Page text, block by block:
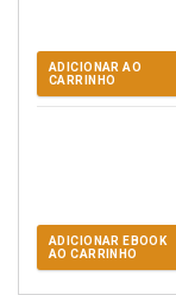
ADICIONAR AO
CARRINHO
ADICIONAR EBOOK
AO CARRINHO